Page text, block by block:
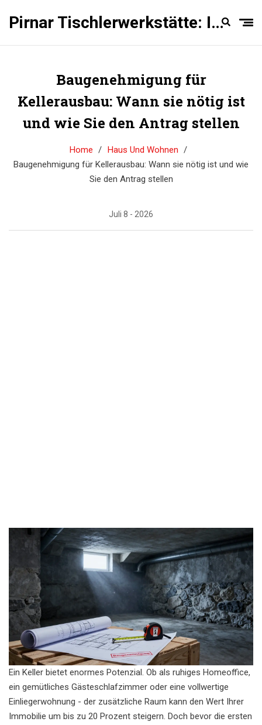
Pirnar Tischlerwerkstätte: Innentüren Experten
Baugenehmigung für
Kellerausbau: Wann sie nötig ist
und wie Sie den Antrag stellen
Home
Haus Und Wohnen
Baugenehmigung für Kellerausbau: Wann sie nötig ist und wie
Sie den Antrag stellen
Juli 8 - 2026
Ein Keller bietet enormes Potenzial. Ob als ruhiges Homeoffice,
ein gemütliches Gästeschlafzimmer oder eine vollwertige
Einliegerwohnung - der zusätzliche Raum kann den Wert Ihrer
Immobilie um bis zu 20 Prozent steigern. Doch bevor die ersten